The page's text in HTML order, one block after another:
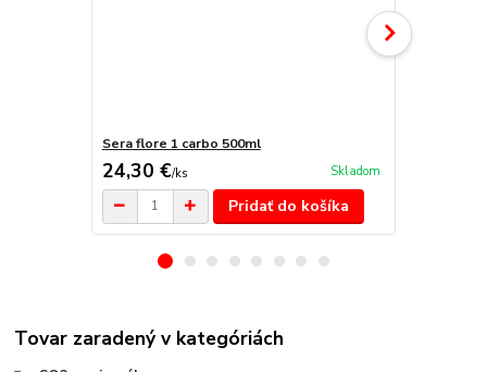
Sera flore 1 carbo 500ml
24,30 €/ks Skladom
Pridať do košíka
Tovar zaradený v kategóriách